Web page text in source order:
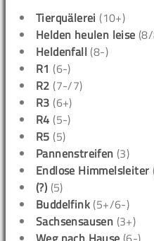
Tierquälerei (10+)
Helden heulen leise
Heldenfall (8-)
R1 (6-)
R2 (7-/7)
R3 (6+)
R4 (5-)
R5 (5)
Pannenstreifen (3)
Endlose Himmelsleiter
(?) (5)
Buddelfink (5+/6-)
Sachsensausen (3+)